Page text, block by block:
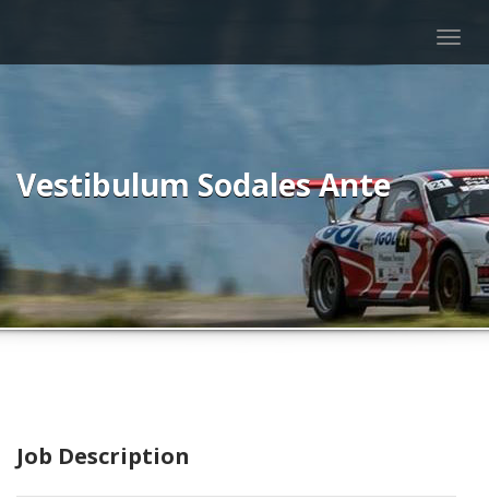
Vestibulum Sodales Ante
Job Description